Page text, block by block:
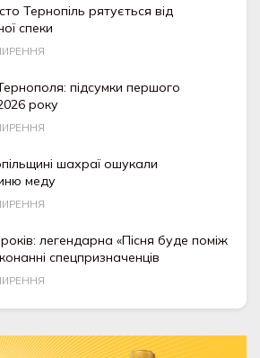
Тернопіль рятується від
спеки
підсумки першого
року
шахраї ошукали
меду
легендарна «Пісня буде поміж
спецпризначенців